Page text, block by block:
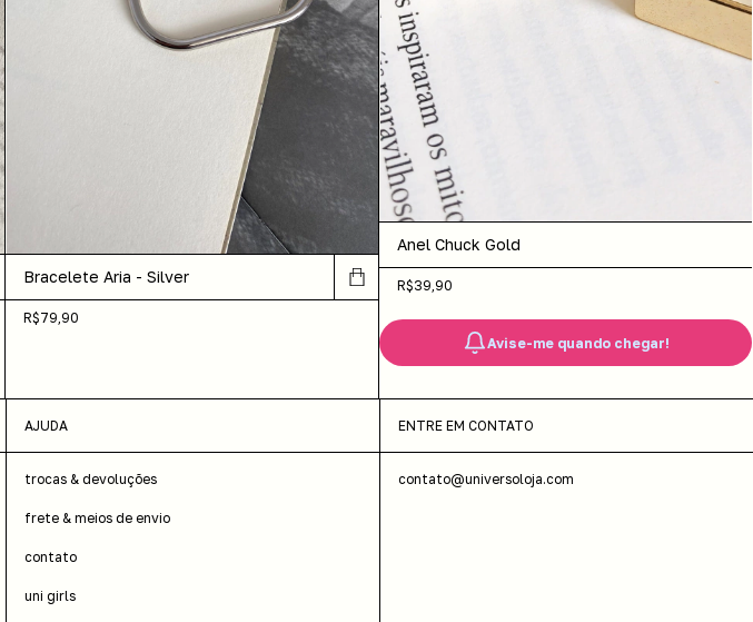
Bracelete Aria - Silver
R$79,90
Anel Chuck Gold
R$39,90
Avise-me quando chegar!
AJUDA
trocas & devoluções
frete & meios de envio
contato
uni girls
ENTRE EM CONTATO
contato@universoloja.com